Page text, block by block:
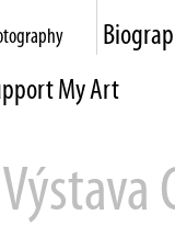
My Art
Výstava